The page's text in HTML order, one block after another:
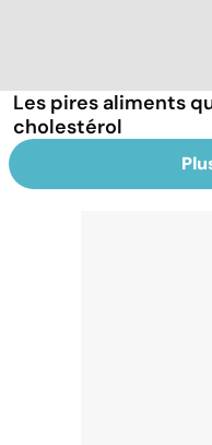
Les pires aliments
cholestérol